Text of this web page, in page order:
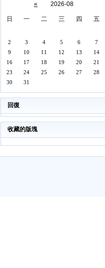
« 2026-08
日 一 二 三 四 五
2
3 4 5 6 7
9
10 11 12 13 14
16
17 18 19 20 21
23
24 25 26 27 28
30
31
回復
收藏的版塊